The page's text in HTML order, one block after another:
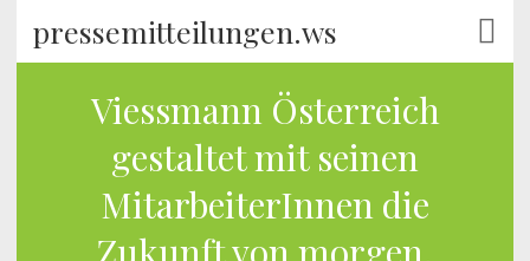
pressemitteilungen.ws
Viessmann Österreich
gestaltet mit seinen
MitarbeiterInnen die
Zukunft von morgen.